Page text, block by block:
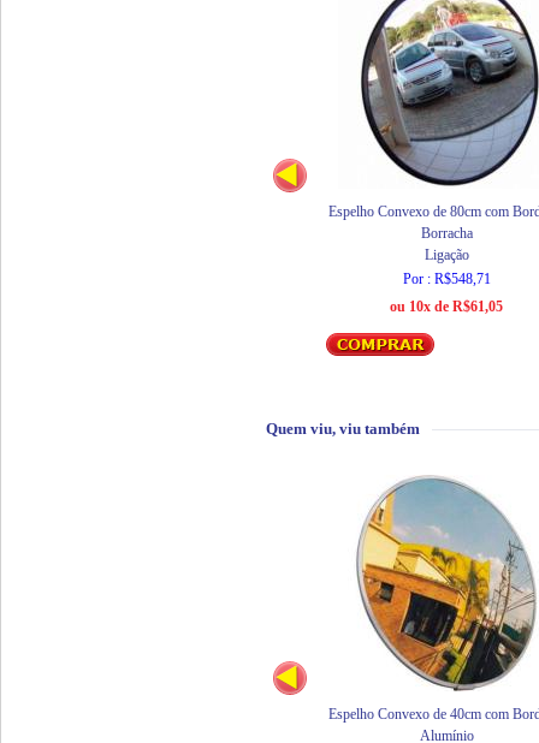
Espelho Convexo de 80cm com
Borracha
Ligação
Por : R$548,71
ou 10x de R$61,05
Quem viu, viu também
Espelho Convexo de 40cm com
Alumínio